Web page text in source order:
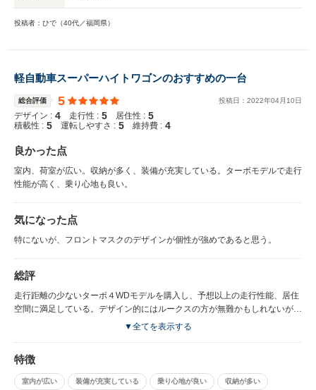
投稿者：ひで（40代／福岡県）
軽自動車スーパーハイトワゴンのおすすめの一台
総合評価 5 投稿日： 2022年04月 10日
デザイン : 4 走行性 : 5 居住性 : 5
積載性 : 5 運転しやすさ : 5 維持費 : 4
良かった点
室内、荷室が広い。収納が多く、装備が充実している。ターボモデルで走行
性能が高く、乗り心地も良い。
気になった点
特にないが、フロントマスクのデザインが個性が強めであると思う。
総評
走行距離の少ないターボ４WDモデルを購入し、予想以上の走行性能、居住
空間に満足している。デザイン的にはルークスの方が無難かもしれないが、
SUVテイストの個性が強いEKクロススペースは所有、運転して満足度が高
▼全てを表示する
特徴
室内が広い 装備が充実している 乗り心地が良い 収納が多い